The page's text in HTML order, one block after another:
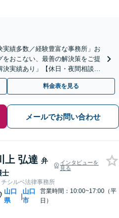
実績多数／経験豊富な事務所」お
おこない、最善の解決策をご提
実績あり」【休日・夜間相談
料金表を見る
メールでお問い合わせ
上 弘達 弁
士
インタビューを
見る
チシルベ法律事務所
山口
県
|
山口
市
営業時間：10:00~17:00（平
日）